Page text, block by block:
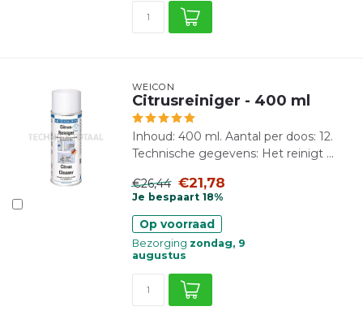
WEICON
Citrusreiniger - 400 ml
Inhoud: 400 ml. Aantal per doos: 12.
Technische gegevens: Het reinigt ...
€26,44 €21,78
Je bespaart 18%
Op voorraad
Bezorging zondag, 9
augustus